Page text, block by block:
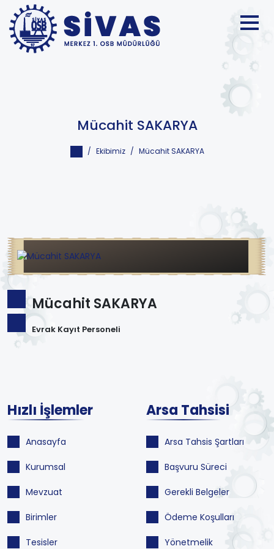
Mücahit SAKARYA
Ekibimiz Mücahit SAKARYA
Mücahit SAKARYA
Evrak Kayıt Personeli
Hızlı İşlemler
Anasayfa
Kurumsal
Mevzuat
Birimler
Tesisler
Arsa Tahsisi
Arsa Tahsis Şartları
Başvuru Süreci
Gerekli Belgeler
Ödeme Koşulları
Yönetmelik